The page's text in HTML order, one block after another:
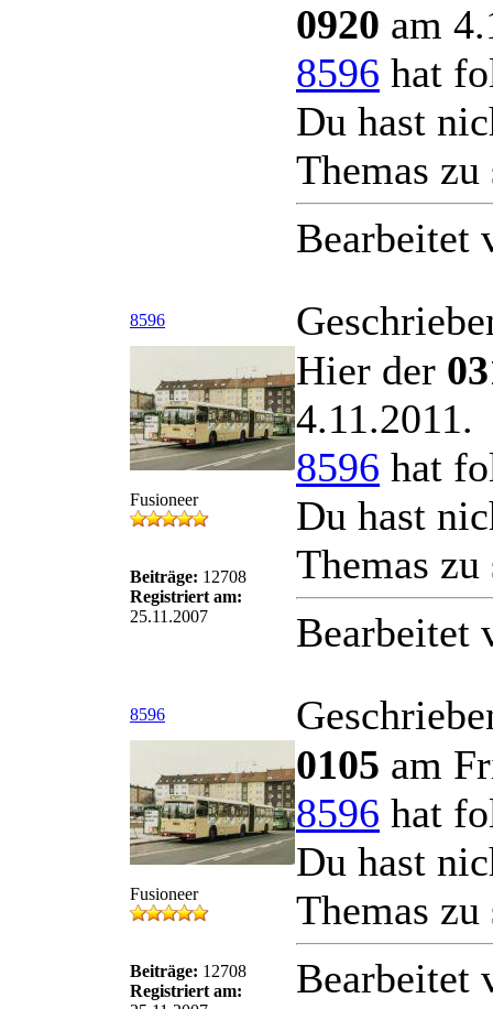
0920 am
8596 hat
Du hast
Themas zu
Bearbeitet
8596
Fusioneer
Beiträge: 12708
Registriert am:
25.11.2007
Hier der
4.11.2011.
8596 hat
Du hast
Themas zu
Bearbeitet
8596
Fusioneer
Beiträge: 12708
Registriert am:
0105 am
8596 hat
Du hast
Themas zu
Bearbeitet